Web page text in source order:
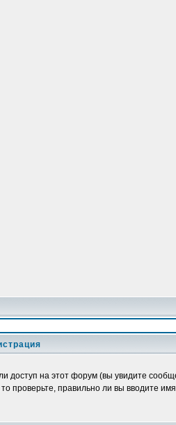
на этот форум (вы увидите
проверьте, правильно ли вы вводите